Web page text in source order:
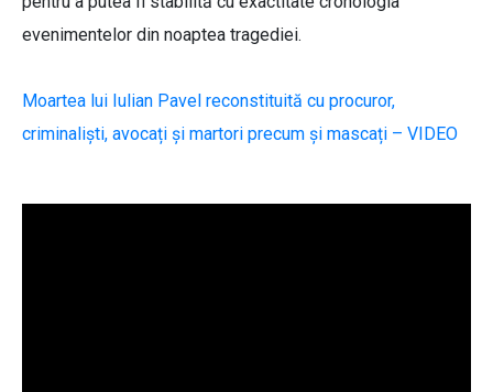
evenimentelor din noaptea tragediei.
Moartea lui Iulian Pavel reconstituită cu procuror,
criminaliști, avocați și martori precum și mascați – VIDEO